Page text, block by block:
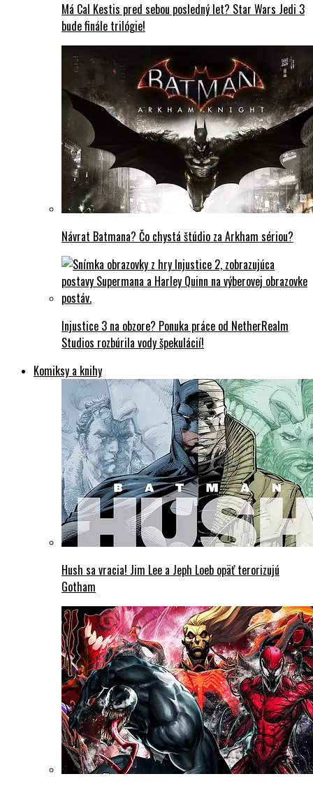
Má Cal Kestis pred sebou posledný let? Star Wars Jedi 3
bude finále trilógie!
Návrat Batmana? Čo chystá štúdio za Arkham sériou?
Injustice 3 na obzore? Ponuka práce od NetherRealm
Studios rozbúrila vody špekulácií!
Komiksy a knihy
Hush sa vracia! Jim Lee a Jeph Loeb opäť terorizujú
Gotham